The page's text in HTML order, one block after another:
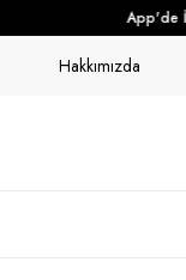
App'de
Hakkımızda